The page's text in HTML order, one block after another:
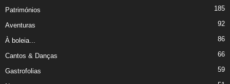
Patrimónios 185
Aventuras 92
À boleia... 86
Cantos & Danças 66
Gastrofolias 59